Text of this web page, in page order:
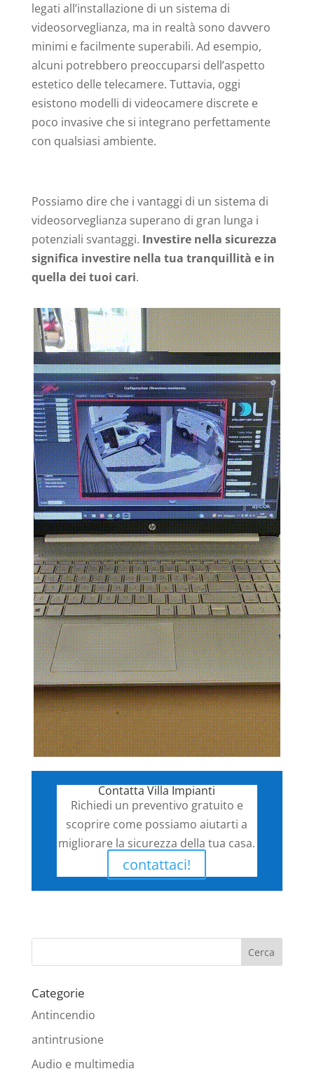
legati all’installazione di un sistema di
videosorveglianza, ma in realtà sono davvero
minimi e facilmente superabili. Ad esempio,
alcuni potrebbero preoccuparsi dell’aspetto
estetico delle telecamere. Tuttavia, oggi
esistono modelli di videocamere discrete e
poco invasive che si integrano perfettamente
con qualsiasi ambiente.
Possiamo dire che i vantaggi di un sistema di
videosorveglianza superano di gran lunga i
potenziali svantaggi. Investire nella sicurezza
significa investire nella tua tranquillità e in
quella dei tuoi cari.
Contatta Villa Impianti
Richiedi un preventivo gratuito e
scoprire come possiamo aiutarti a
migliorare la sicurezza della tua casa.
contattaci!
Categorie
Antincendio
antintrusione
Audio e multimedia